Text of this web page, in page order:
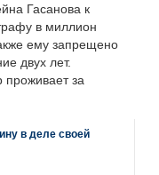
Гасанова к
в миллион
ему запрещено
двух лет.
проживает за
в деле своей